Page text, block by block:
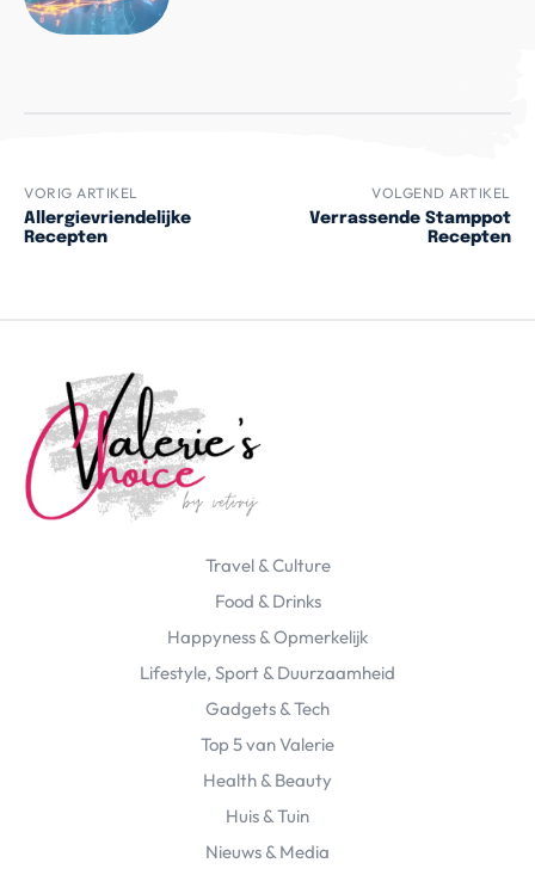
VORIG ARTIKEL
Allergievriendelijke
Recepten
VOLGEND ARTIKEL
Verrassende Stamppot
Recepten
Travel & Culture
Food & Drinks
Happyness & Opmerkelijk
Lifestyle, Sport & Duurzaamheid
Gadgets & Tech
Top 5 van Valerie
Health & Beauty
Huis & Tuin
Nieuws & Media